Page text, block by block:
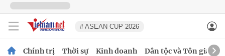
# ASEAN CUP 2026
Chính trị Thời sự Kinh doanh Dân tộc và Tôn giáo